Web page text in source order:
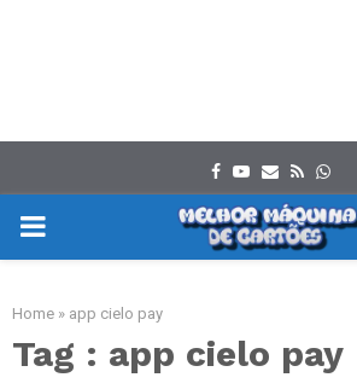
Facebook
Youtube
Email
Rss
PRIMARY
Home » app cielo pay
Tag : app cielo pay